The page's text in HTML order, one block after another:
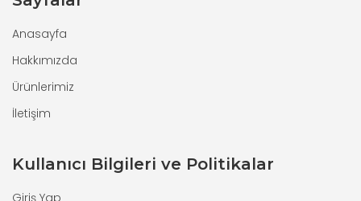
Anasayfa
Hakkımızda
Ürünlerimiz
İletişim
Kullanıcı Bilgileri ve Politikalar
Giriş Yap